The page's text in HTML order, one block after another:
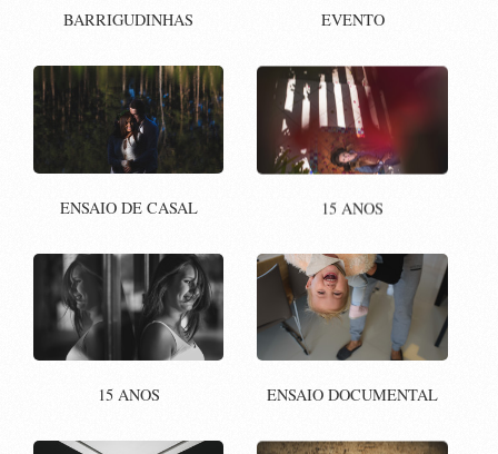
BARRIGUDINHAS EVENTO
ENSAIO DE CASAL 15 ANOS
15 ANOS ENSAIO DOCUMENTAL